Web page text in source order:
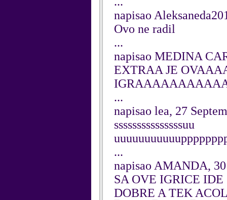
napisao
Ovo ne radil
...
napisao MEDINA
EXTRAA JE
...
napisao lea, 27
sssssssssssssssuu
...
napisao AMANDA,
SA OVE IGRICE
DOBRE A TEK